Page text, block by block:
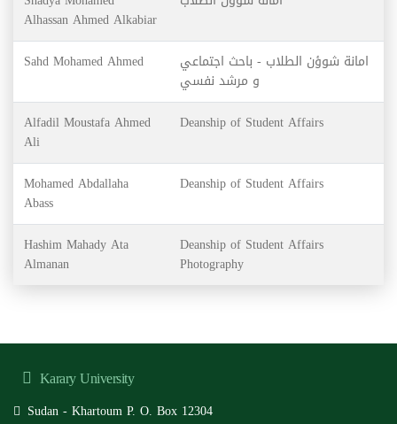
Alhassan Ahmed Alkabiar
Sahd Mohamed Ahmed
امانة شوؤن الطلاب - باحث اجتماعي
و مرشد نفسي
Alfadil Moustafa Ahmed
Ali
Deanship of Student Affairs
Mohamed Abdallaha
Abass
Deanship of Student Affairs
Hashim Mahady Ata
Almanan
Deanship of Student Affairs
Photography
Karary University
Sudan - Khartoum P. O. Box 12304